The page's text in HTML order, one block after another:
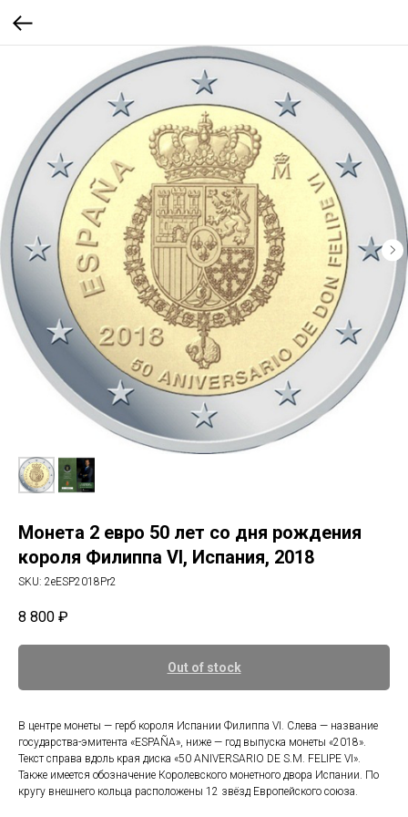
Монета 2 евро 50 лет со дня рождения
короля Филиппа VI, Испания, 2018
SKU: 2eESP2018Pr2
8 800 ₽
Out of stock
В центре монеты — герб короля Испании Филиппа VI. Слева — название
государства-эмитента «ESPAÑA», ниже — год выпуска монеты «2018».
Текст справа вдоль края диска «50 ANIVERSARIO DE S.M. FELIPE VI».
Также имеется обозначение Королевского монетного двора Испании. По
кругу внешнего кольца расположены 12 звёзд Европейского союза.